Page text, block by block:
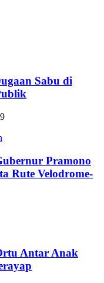
Sabu di
Pramono
Rute Velodrome-
Antar Anak